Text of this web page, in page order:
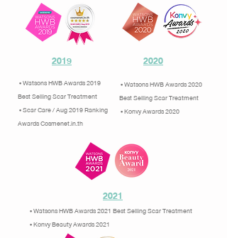
*
2019 2020
• Watsons HWB Awards 2019
Best Selling Scar Treatment
• Scar Care / Aug 2019 Ranking
Awards Cosmenet.in.th
• Watsons HWB Awards 2020
Best Selling Scar Treatment
• Konvy Awards 2020
2021
• Watsons HWB Awards 2021 Best Selling Scar Treatment
• Konvy Beauty Awards 2021